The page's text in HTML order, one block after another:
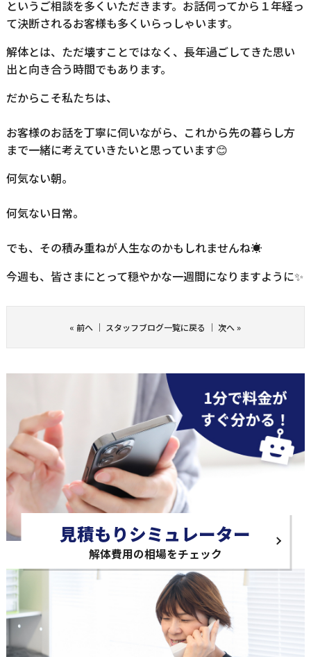
というご相談を多くいただきます。お話伺ってから１年経っ
て決断されるお客様も多くいらっしゃいます。
解体とは、ただ壊すことではなく、長年過ごしてきた思い
出と向き合う時間でもあります。
だからこそ私たちは、
お客様のお話を丁寧に伺いながら、これから先の暮らし方
まで一緒に考えていきたいと思っています😊
何気ない朝。
何気ない日常。
でも、その積み重ねが人生なのかもしれませんね☀️
今週も、皆さまにとって穏やかな一週間になりますように✨
« 前へ ｜ スタッフブログ一覧に戻る ｜次へ»
見積もりシミュレーター
解体費用の相場をチェック